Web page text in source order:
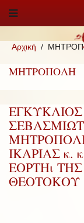
Αρχική
ΜΗΤΡΟΠΟΛΗ
ΙΚΑΡΙΑΣ κ.
ΕΟΡΤΗι
ΘΕΟΤΟΚΟΥ